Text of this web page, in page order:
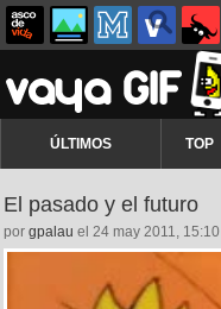
ÚLTIMOS TOP
El pasado y el futuro
por gpalau el 24 may 2011, 15:10